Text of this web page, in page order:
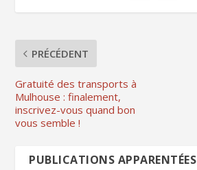
PRÉCÉDENT
Gratuité des transports à
Mulhouse : finalement,
inscrivez-vous quand bon
vous semble !
PUBLICATIONS APPARENTÉES